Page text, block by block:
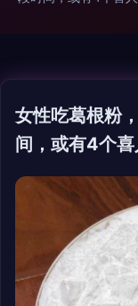
女性吃葛根粉
间，或有4个